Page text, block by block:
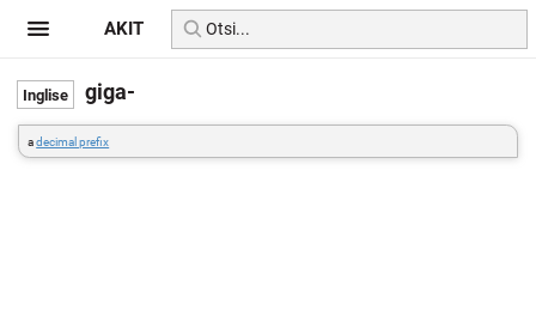
giga-
adecimal prefix
AKIT